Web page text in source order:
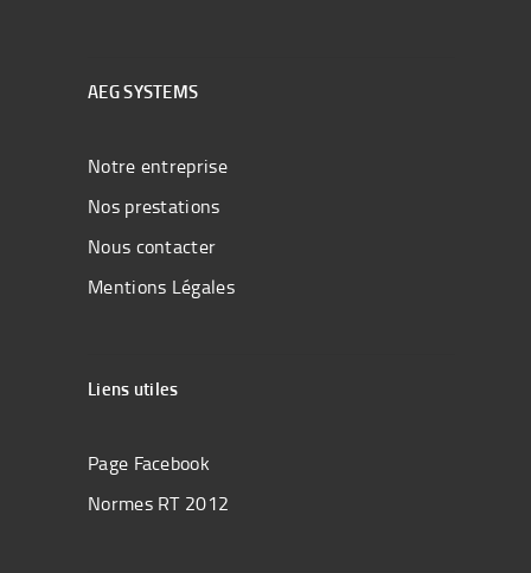
AEG SYSTEMS
Notre entreprise
Nos prestations
Nous contacter
Mentions Légales
Liens utiles
Page Facebook
Normes RT 2012